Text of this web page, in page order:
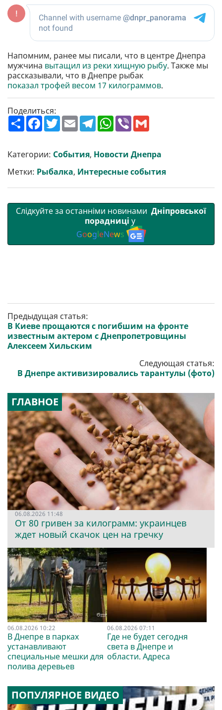
Напомним, ранее мы писали, что в центре Днепра
мужчина вытащил из реки хищную рыбу. Также мы
рассказывали, что в Днепре рыбак
показал трофей весом 17 килограммов.
Поделиться:
П
о
р
и
и
F
a
b
o
k
T
w
t
e
E
m
l
T
e
g
r
m
W
h
s
A
p
V
r l
Категории: События, Новости Днепра
Метки: Рыбалка, Интересные события
Слідкуйте за останніми новинами Дніпровської
порадниці у
GoogleNews
Предыдущая статья:
В Киеве прощаются с погибшим на фронте
известным актером с Днепропетровщины
Алексеем Хильским
Следующая статья:
В Днепре активизировались тарантулы (фото)
ГЛАВНОЕ
06.08.2026 11:48
От 80 гривен за килограмм: украинцев
ждет новый скачок цен на гречку
06.08.2026 10:22
В Днепре в парках
устанавливают
специальные мешки для
полива деревьев
06.08.2026 07:11
Где не будет сегодня
света в Днепре и
области. Адреса
ПОПУЛЯРНОЕ ВИДЕО